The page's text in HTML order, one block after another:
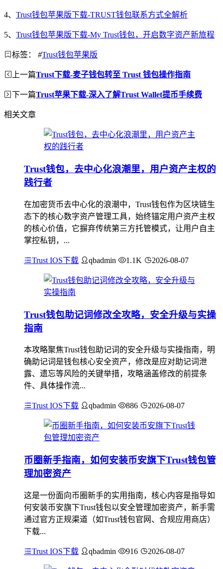
4、 Trust钱包苹果版下载-TRUST钱包联系方式全解析
5、 Trust钱包苹果版下载-My Trust钱包，开启数字资产新旅程
标签： #Trust钱包苹果版
上一篇Trust下载-麦子钱包转至 Trust 钱包操作指南
下一篇Trust苹果下载-深入了解Trust Wallet提币手续费
相关文章
Trust钱包，去中心化浪潮里，用户资产主权的
践行者
在加密货币去中心化的浪潮中，Trust钱包作为区块链生
态下的核心数字资产管理工具，始终锚定用户资产主权
的核心价值，它摒弃传统第三方托管模式，让用户自主
掌控私钥，...
Trust IOS下载 qbadmin 1.1K 2026-08-07
Trust钱包助记词修改全攻略，安全升级与实操
指南
本攻略聚焦Trust钱包助记词的安全升级与实操指南，明
确助记词是钱包核心安全资产，修改是应对助记词泄
露、遗忘等风险的关键举措，攻略涵盖修改的前提条
件、具体操作流...
Trust IOS下载 qbadmin 886 2026-08-07
币圈新手指南，如何安装币安旗下Trust钱包管
理加密资产
这是一份面向币圈新手的实用指南，核心内容是指导如
何安装币安旗下Trust钱包以安全管理加密资产，新手需
通过官方正规渠道（如Trust钱包官网、合规应用商店）
下载...
Trust IOS下载 qbadmin 916 2026-08-07